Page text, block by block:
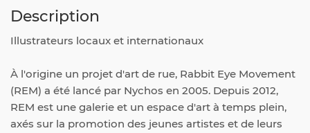
Description
Illustrateurs locaux et internationaux
À l'origine un projet d'art de rue, Rabbit Eye Movement
(REM) a été lancé par Nychos en 2005. Depuis 2012,
REM est une galerie et un espace d'art à temps plein,
axés sur la promotion des jeunes artistes et de leurs